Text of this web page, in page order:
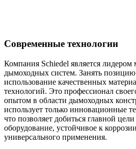
Современные технологии
Компания Schiedel является
дымоходных систем. Занять
использование качественных
технологий. Это профессионал
опытом в области дымоходных
использует только инновационные
что позволяет добиться главной
оборудование, устойчивое к
универсального применения.